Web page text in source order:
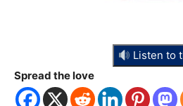
Listen to
Spread the love